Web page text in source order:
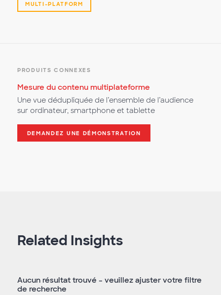
MULTI-PLATFORM
PRODUITS CONNEXES
Mesure du contenu multiplateforme
Une vue dédupliquée de l’ensemble de l’audience
sur ordinateur, smartphone et tablette
DEMANDEZ UNE DÉMONSTRATION
Related Insights
Aucun résultat trouvé – veuillez ajuster votre filtre
de recherche